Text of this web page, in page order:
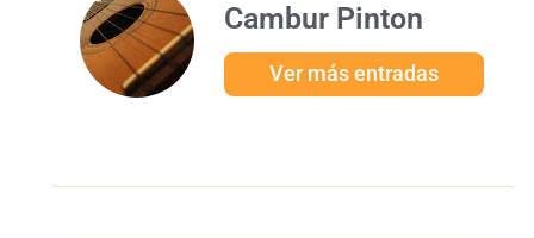
Cambur Pinton
Ver más entradas